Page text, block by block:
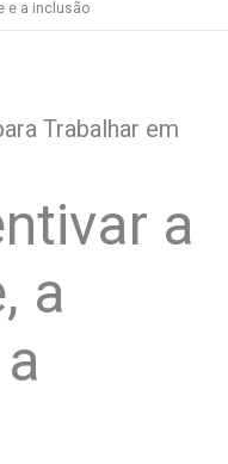
e a inclusão
Trabalhar em
a
a